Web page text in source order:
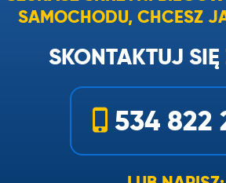
SAMOCHODU, CHCESZ
SKONTAKTUJ
534 822